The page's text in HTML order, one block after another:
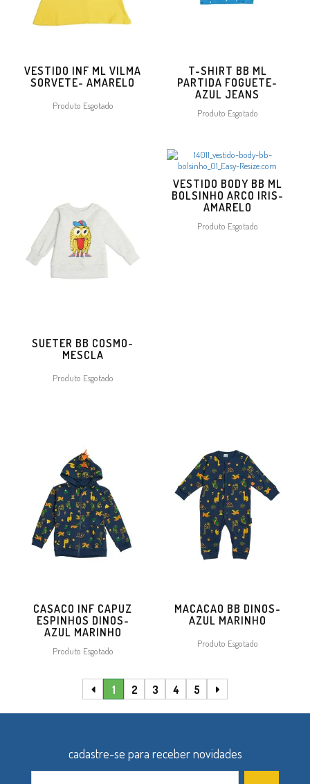
VESTIDO INF ML VILMA
SORVETE- AMARELO
Produto Esgotado
T-SHIRT BB ML
PARTIDA FOGUETE-
AZUL JEANS
Produto Esgotado
SUETER BB COSMO-
MESCLA
Produto Esgotado
VESTIDO BODY BB ML
BOLSINHO ARCO IRIS-
AMARELO
Produto Esgotado
CASACO INF CAPUZ
ESPINHOS DINOS-
AZUL MARINHO
Produto Esgotado
MACACAO BB DINOS-
AZUL MARINHO
Produto Esgotado
1 2 3 4 5